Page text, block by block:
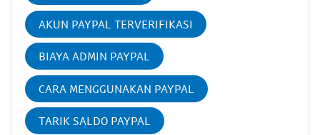
AKUN PAYPAL TERVERIFIKASI
BIAYA ADMIN PAYPAL
CARA MENGGUNAKAN PAYPAL
TARIK SALDO PAYPAL